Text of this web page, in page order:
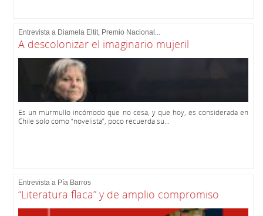
Entrevista a Diamela Eltit, Premio Nacional...
A descolonizar el imaginario mujeril
Es un murmullo incómodo que no cesa, y que hoy, es considerada en
Chile solo como “novelista”, poco recuerda su...
Entrevista a Pía Barros
“Literatura flaca” y de amplio compromiso